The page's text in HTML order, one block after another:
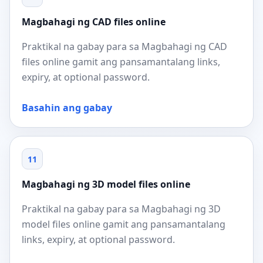
Magbahagi ng CAD files online
Praktikal na gabay para sa Magbahagi ng CAD
files online gamit ang pansamantalang links,
expiry, at optional password.
Basahin ang gabay
11
Magbahagi ng 3D model files online
Praktikal na gabay para sa Magbahagi ng 3D
model files online gamit ang pansamantalang
links, expiry, at optional password.